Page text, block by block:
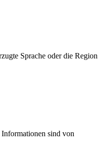
Sprache oder die Region
sind von